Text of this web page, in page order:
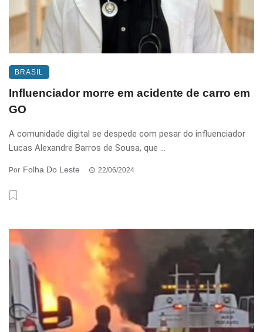
BRASIL
Influenciador morre em acidente de carro em
GO
A comunidade digital se despede com pesar do influenciador
Lucas Alexandre Barros de Sousa, que ...
Por Folha Do Leste 22/06/2024